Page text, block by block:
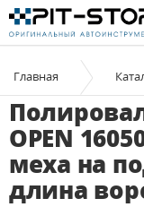
Главная
OPEN
меха на
длина